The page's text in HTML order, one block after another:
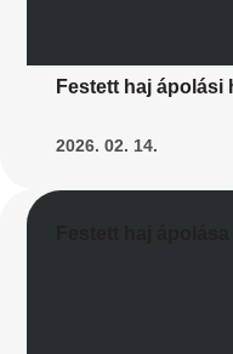
Festett haj
2026. 02. 14.